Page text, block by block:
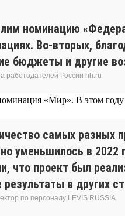
номинацию
Во-вторых,
бюджеты и другие
работодателей России hh.ru
«Мир». В этом
самых
уменьшилось в
что проект был
в других
по персоналу LEVIS RUSSIA